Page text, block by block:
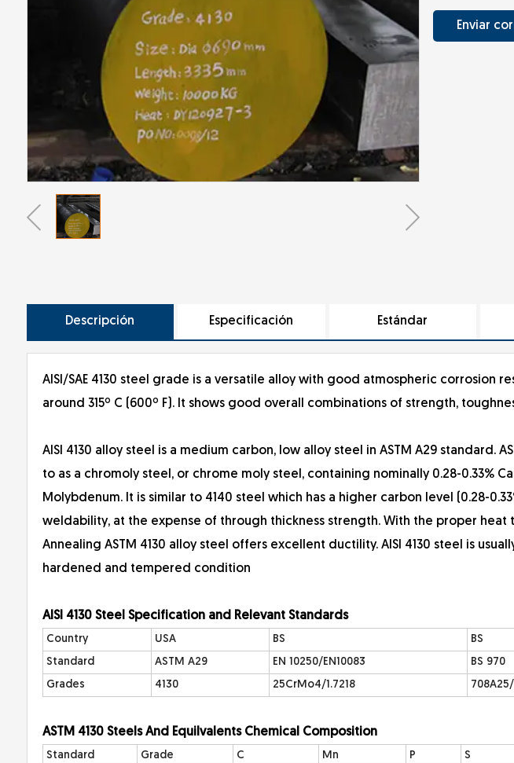
Enviar
Descripción Especificación Estándar
AISI/SAE 4130 steel grade is a versatile alloy with good atmospheric corrosion
around 315º C (600º F). It shows good overall combinations of strength,
AISI 4130 alloy steel is a medium carbon, low alloy steel in ASTM A29 standard.
to as a chromoly steel, or chrome moly steel, containing nominally 0.28-0.33%
Molybdenum. It is similar to 4140 steel which has a higher carbon level (0.28-
weldability, at the expense of through thickness strength. With the proper heat
Annealing ASTM 4130 alloy steel offers excellent ductility. AISI 4130 steel is
hardened and tempered condition
AISI 4130 Steel Specification and Relevant Standards
Country USA BS BS
Standard
ASTM A29 EN 10250/EN10083 BS 970
Grades
4130 25CrMo4/1.7218
ASTM 4130 Steels And Equilvalents Chemical Composition
Standard Grade C Mn P S